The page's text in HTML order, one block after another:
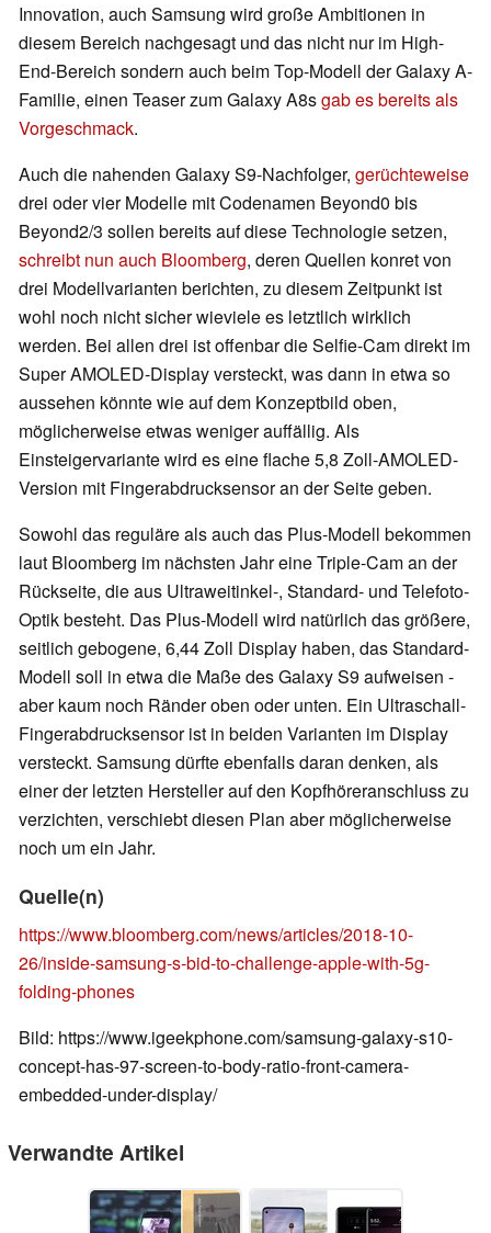
Innovation, auch Samsung wird große Ambitionen in
diesem Bereich nachgesagt und das nicht nur im High-
End-Bereich sondern auch beim Top-Modell der Galaxy A-
Familie, einen Teaser zum Galaxy A8sgab es bereits als
Vorgeschmack.
Auch die nahenden Galaxy S9-Nachfolger, gerüchteweise
drei oder vier Modelle mit Codenamen Beyond0 bis
Beyond2/3 sollen bereits auf diese Technologie setzen,
schreibt nun auch Bloomberg, deren Quellen konret von
drei Modellvarianten berichten, zu diesem Zeitpunkt ist
wohl noch nicht sicher wieviele es letztlich wirklich
werden. Bei allen drei ist offenbar die Selfie-Cam direkt im
Super AMOLED-Display versteckt, was dann in etwa so
aussehen könnte wie auf dem Konzeptbild oben,
möglicherweise etwas weniger auffällig. Als
Einsteigervariante wird es eine flache 5,8 Zoll-AMOLED-
Version mit Fingerabdrucksensor an der Seite geben.
Sowohl das reguläre als auch das Plus-Modell bekommen
laut Bloomberg im nächsten Jahr eine Triple-Cam an der
Rückseite, die aus Ultraweitinkel-, Standard- und Telefoto-
Optik besteht. Das Plus-Modell wird natürlich das größere,
seitlich gebogene, 6,44 Zoll Display haben, das Standard-
Modell soll in etwa die Maße des Galaxy S9 aufweisen -
aber kaum noch Ränder oben oder unten. Ein Ultraschall-
Fingerabdrucksensor ist in beiden Varianten im Display
versteckt. Samsung dürfte ebenfalls daran denken, als
einer der letzten Hersteller auf den Kopfhöreranschluss zu
verzichten, verschiebt diesen Plan aber möglicherweise
noch um ein Jahr.
Quelle(n)
https://www.bloomberg.com/news/articles/2018-10-
26/inside-samsung-s-bid-to-challenge-apple-with-5g-
folding-phones
Bild: https://www.igeekphone.com/samsung-galaxy-s10-
concept-has-97-screen-to-body-ratio-front-camera-
embedded-under-display/
Verwandte Artikel